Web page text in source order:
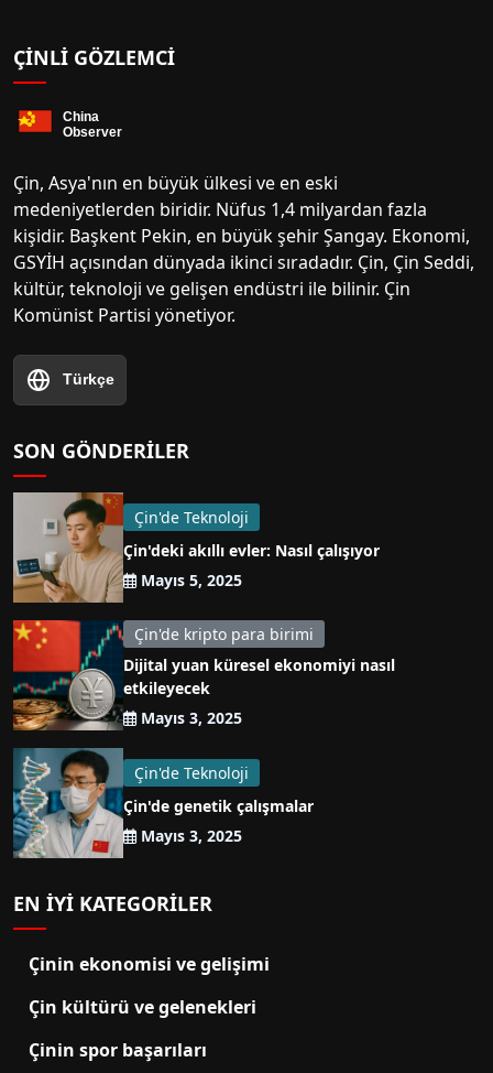
ÇINLI GÖZLEMCI
Çin, Asya'nın en büyük ülkesi ve en eski
medeniyetlerden biridir. Nüfus 1,4 milyardan fazla
kişidir. Başkent Pekin, en büyük şehir Şangay. Ekonomi,
GSYİH açısından dünyada ikinci sıradadır. Çin, Çin Seddi,
kültür, teknoloji ve gelişen endüstri ile bilinir. Çin
Komünist Partisi yönetiyor.
Türkçe
SON GÖNDERILER
Çin'de Teknoloji
Çin'deki akıllı evler: Nasıl çalışıyor
Mayıs 5, 2025
Çin'de kripto para birimi
Dijital yuan küresel ekonomiyi nasıl
etkileyecek
Mayıs 3, 2025
Çin'de Teknoloji
Çin'de genetik çalışmalar
Mayıs 3, 2025
EN IYI KATEGORILER
Çinin ekonomisi ve gelişimi
Çin kültürü ve gelenekleri
Çinin spor başarıları